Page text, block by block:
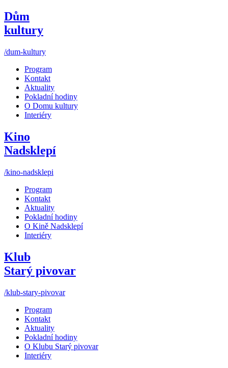
Dům
kultury
/dum-kultury
Program
Kontakt
Aktuality
Pokladní hodiny
O Domu kultury
Interiéry
Kino
Nadsklepí
/kino-nadsklepi
Program
Kontakt
Aktuality
Pokladní hodiny
O Kině Nadsklepí
Interiéry
Klub
Starý pivovar
/klub-stary-pivovar
Program
Kontakt
Aktuality
Pokladní hodiny
O Klubu Starý pivovar
Interiéry